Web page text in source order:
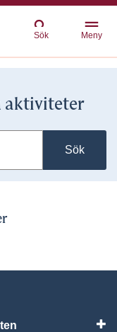
Sök Meny
aktiviteter
Sök